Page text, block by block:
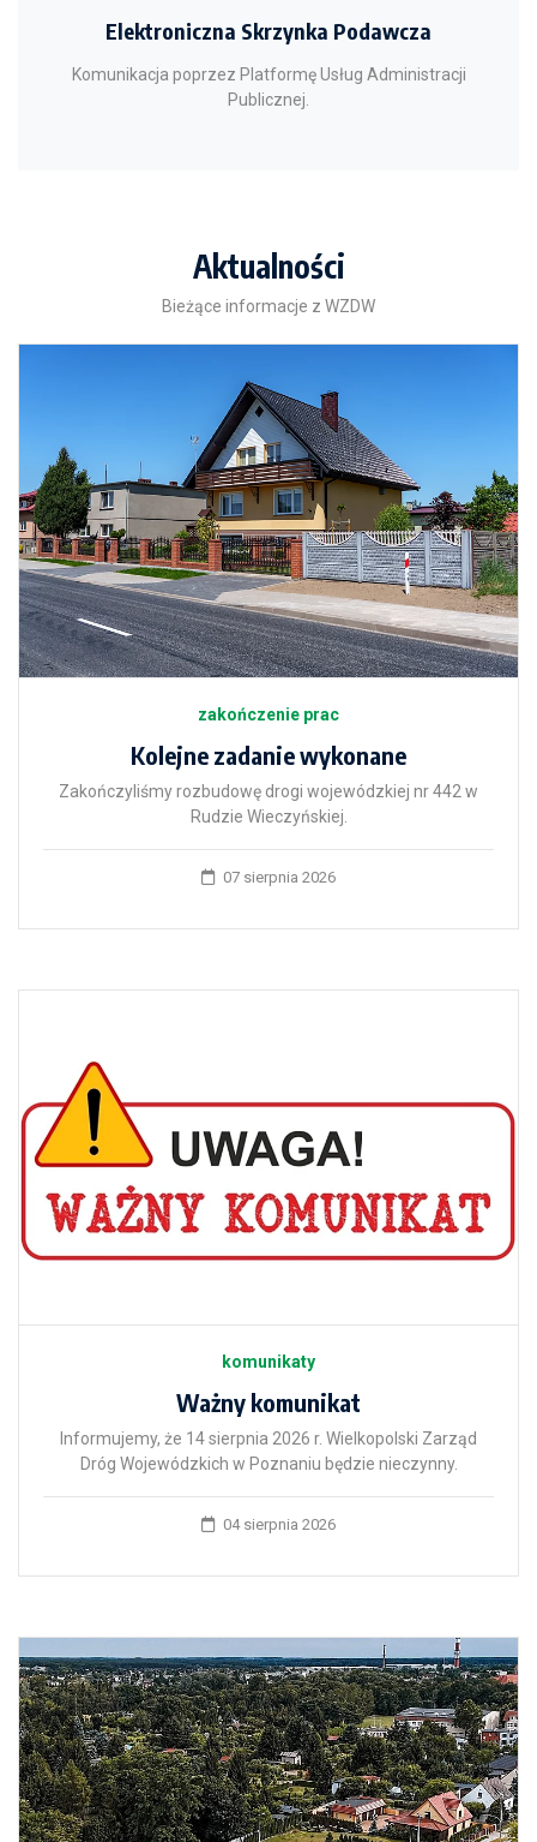
Elektroniczna Skrzynka Podawcza
Komunikacja poprzez Platformę Usług Administracji
Publicznej.
Aktualności
Bieżące informacje z WZDW
zakończenie prac
Kolejne zadanie wykonane
Zakończyliśmy rozbudowę drogi wojewódzkiej nr 442 w
Rudzie Wieczyńskiej.
07 sierpnia 2026
komunikaty
Ważny komunikat
Informujemy, że 14 sierpnia 2026 r. Wielkopolski Zarząd
Dróg Wojewódzkich w Poznaniu będzie nieczynny.
04 sierpnia 2026